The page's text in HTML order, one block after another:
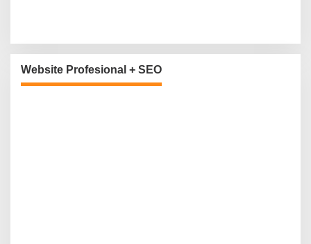
Website Profesional + SEO